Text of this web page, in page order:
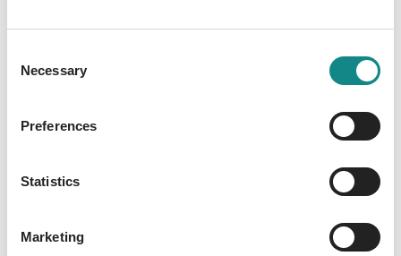
Selection
Necessary
Preferences
Statistics
Marketing